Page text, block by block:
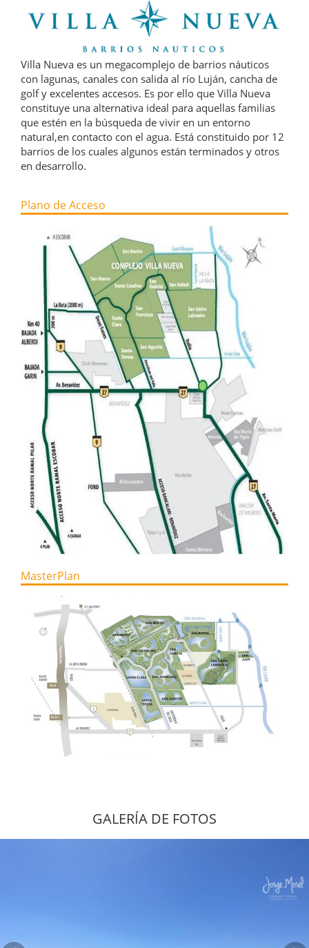
Villa Nueva es un megacomplejo de barrios náuticos
con lagunas, canales con salida al río Luján, cancha de
golf y excelentes accesos. Es por ello que Villa Nueva
constituye una alternativa ideal para aquellas familias
que estén en la búsqueda de vivir en un entorno
natural,en contacto con el agua. Está constituido por 12
barrios de los cuales algunos están terminados y otros
en desarrollo.
Plano de Acceso
MasterPlan
GALERÍA DE FOTOS